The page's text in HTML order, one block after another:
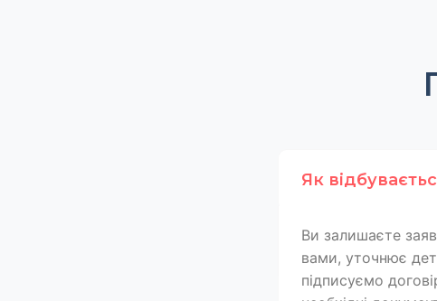
Як
Ви залишаєте
вами, уточнює
підписуємо